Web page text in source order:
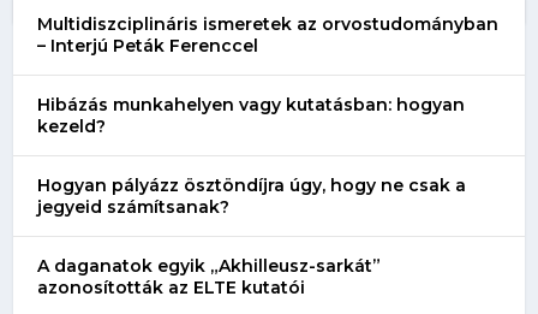
Multidiszciplináris ismeretek az orvostudományban
– Interjú Peták Ferenccel
Hibázás munkahelyen vagy kutatásban: hogyan
kezeld?
Hogyan pályázz ösztöndíjra úgy, hogy ne csak a
jegyeid számítsanak?
A daganatok egyik „Akhilleusz-sarkát”
azonosították az ELTE kutatói